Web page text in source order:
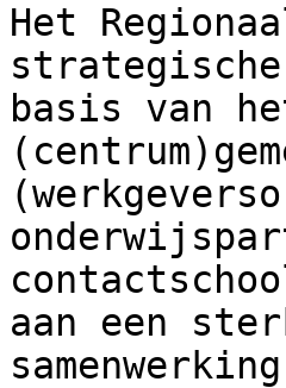
Het
basis van
aan een